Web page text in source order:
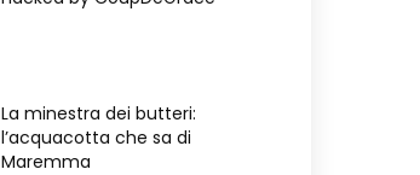
La minestra dei butteri:
l’acquacotta che sa di
Maremma